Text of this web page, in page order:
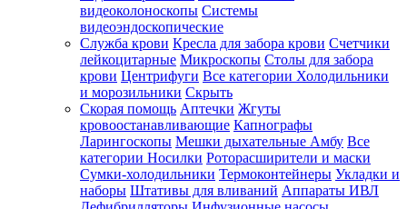
видеоколоноскопы Системы
видеоэндоскопические
Служба крови Кресла для забора крови Счетчики
лейкоцитарные Микроскопы Столы для забора
крови Центрифуги Все категории Холодильники
и морозильники Скрыть
Скорая помощь Аптечки Жгуты
кровоостанавливающие Капнографы
Ларингоскопы Мешки дыхательные Амбу Все
категории Носилки Роторасширители и маски
Сумки-холодильники Термоконтейнеры Укладки и
наборы Штативы для вливаний Аппараты ИВЛ